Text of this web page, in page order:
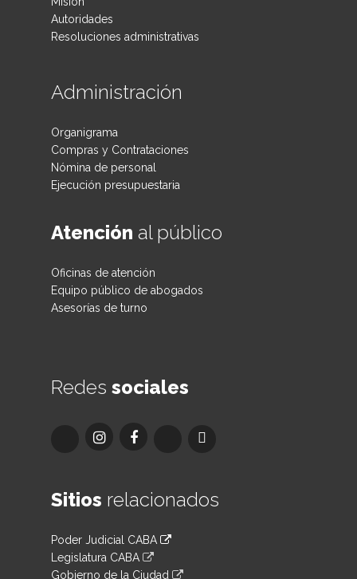
Autoridades
Resoluciones administrativas
Administración
Organigrama
Compras y Contrataciones
Nómina de personal
Ejecución presupuestaria
Atención al público
Oficinas de atención
Equipo público de abogados
Asesorías de turno
Redes sociales
Sitios relacionados
Poder Judicial CABA
Legislatura CABA
Gobierno de la Ciudad